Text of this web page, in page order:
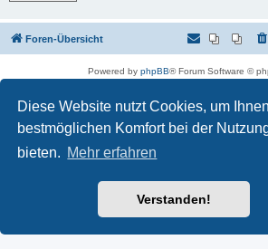
Diese Website nutzt Cookies, um
bestmöglichen Komfort bei der
bieten. Mehr erfahren
Verstanden!
Foren-Übersicht
Powered by phpBB® Forum Software ©
Datenschutz|